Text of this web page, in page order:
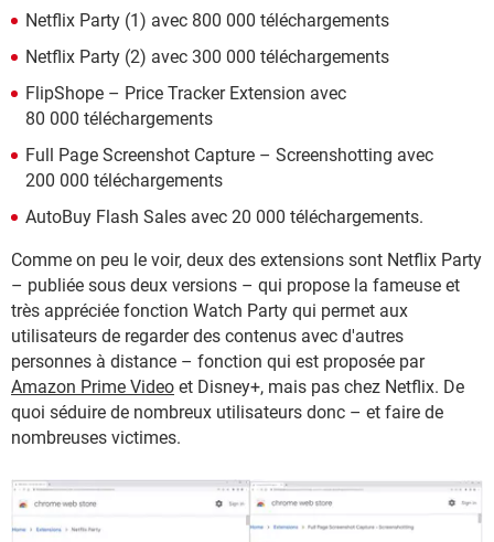
Netflix Party (1) avec 800 000 téléchargements
Netflix Party (2) avec 300 000 téléchargements
FlipShope – Price Tracker Extension avec
80 000 téléchargements
Full Page Screenshot Capture – Screenshotting avec
200 000 téléchargements
AutoBuy Flash Sales avec 20 000 téléchargements.
Comme on peu le voir, deux des extensions sont Netflix Party
– publiée sous deux versions – qui propose la fameuse et
très appréciée fonction Watch Party qui permet aux
utilisateurs de regarder des contenus avec d'autres
personnes à distance – fonction qui est proposée par
Amazon Prime Video et Disney+, mais pas chez Netflix. De
quoi séduire de nombreux utilisateurs donc – et faire de
nombreuses victimes.